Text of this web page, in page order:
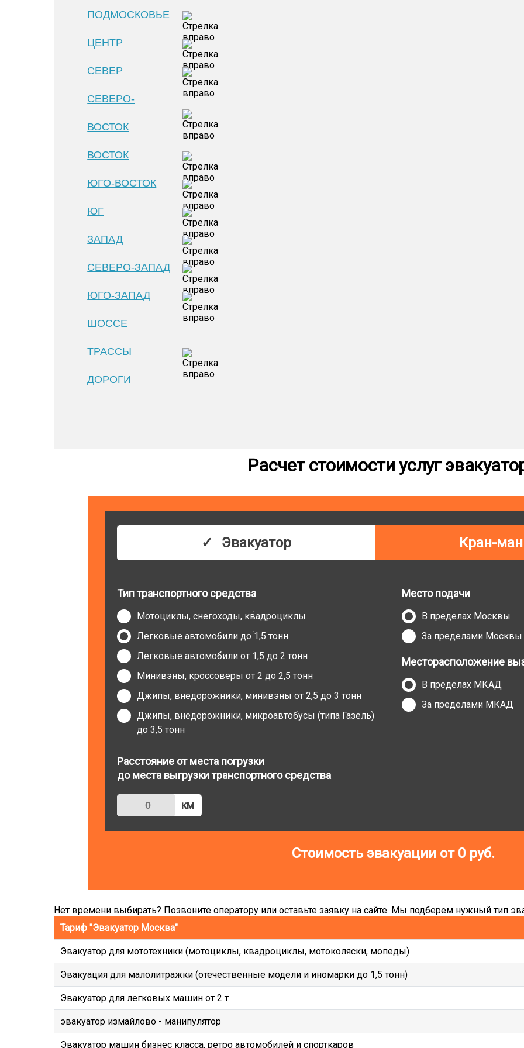
ПОДМОСКОВЬЕ
ЦЕНТР
СЕВЕР
СЕВЕРО-
ВОСТОК
ВОСТОК
ЮГО-ВОСТОК
ЮГ
ЗАПАД
СЕВЕРО-ЗАПАД
ЮГО-ЗАПАД
ШОССЕ
ТРАССЫ
ДОРОГИ
Расчет стоимости услуг
Эвакуатор Кран-
Тип транспортного средства
Мотоциклы, снегоходы, квадроциклы
Легковые автомобили до 1,5 тонн
Легковые автомобили от 1,5 до 2 тонн
Минивэны, кроссоверы от 2 до 2,5 тонн
Джипы, внедорожники, минивэны от 2,5 до 3 тонн
Джипы, внедорожники, микроавтобусы (типа Газель)
до 3,5 тонн
Место подачи
В пределах Москвы
За пределами Москвы
Месторасположение
В пределах МКАД
За пределами МКАД
Расстояние от места погрузки
до места выгрузки транспортного средства
км
Стоимость эвакуации от 0руб.
Нет времени выбирать? Позвоните оператору или оставьте заявку на сайте. Мы подберем нужный тип
Тариф "Эвакуатор Москва"
Эвакуатор для мототехники (мотоциклы, квадроциклы, мотоколяски, мопеды)
Эвакуация для малолитражки (отечественные модели и иномарки до 1,5 тонн)
Эвакуатор для легковых машин от 2 т
эвакуатор измайлово - манипулятор
Эвакуатор машин бизнес класса, ретро автомобилей и спорткаров